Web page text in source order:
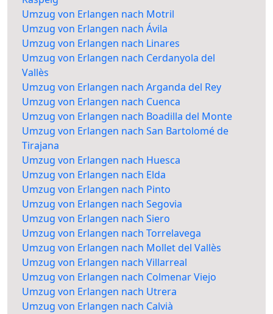
Umzug von Erlangen nach Motril
Umzug von Erlangen nach Ávila
Umzug von Erlangen nach Linares
Umzug von Erlangen nach Cerdanyola del
Vallès
Umzug von Erlangen nach Arganda del Rey
Umzug von Erlangen nach Cuenca
Umzug von Erlangen nach Boadilla del Monte
Umzug von Erlangen nach San Bartolomé de
Tirajana
Umzug von Erlangen nach Huesca
Umzug von Erlangen nach Elda
Umzug von Erlangen nach Pinto
Umzug von Erlangen nach Segovia
Umzug von Erlangen nach Siero
Umzug von Erlangen nach Torrelavega
Umzug von Erlangen nach Mollet del Vallès
Umzug von Erlangen nach Villarreal
Umzug von Erlangen nach Colmenar Viejo
Umzug von Erlangen nach Utrera
Umzug von Erlangen nach Calvià